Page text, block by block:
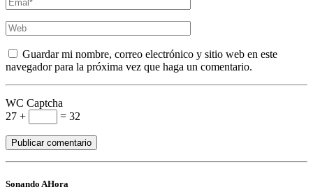
Guardar mi nombre, correo electrónico y sitio web en este
navegador para la próxima vez que haga un comentario.
WC Captcha
27 +
= 32
Sonando AHora